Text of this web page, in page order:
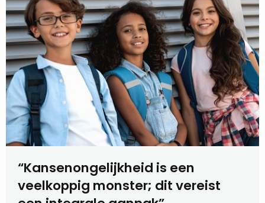
“Kansenongelijkheid is een
veelkoppig monster; dit vereist